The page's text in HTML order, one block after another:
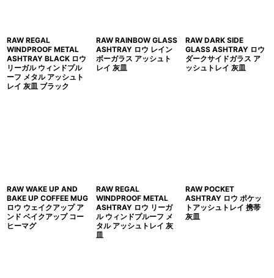
RAW REGAL
WINDPROOF METAL
ASHTRAY BLACK ロウ
リーガル ウィンドプル
ーフ メタル アッシュト
レイ 灰皿 ブラック
RAW RAINBOW GLASS
ASHTRAY ロウ レイン
ボーガラス アッシュト
レイ 灰皿
RAW DARK SIDE
GLASS ASHTRAY ロウ
ダークサイドガラス ア
ッシュトレイ 灰皿
RAW WAKE UP AND
BAKE UP COFFEE MUG
ロウ ウェイクアップ ア
ンド ベイクアップ コー
ヒーマグ
RAW REGAL
WINDPROOF METAL
ASHTRAY ロウ リーガ
ル ウィンドプルーフ メ
タル アッシュトレイ 灰
皿
RAW POCKET
ASHTRAY ロウ ポケッ
トアッシュトレイ 携帯
灰皿